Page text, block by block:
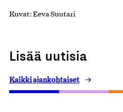
Kuvat: Eeva Suutari
Lisää uutisia
Kaikki ajankohtaiset